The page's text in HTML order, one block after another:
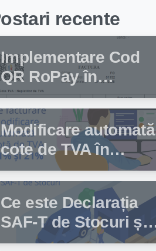
recente
Implementare Cod
QR RoPay în
programul de
facturare Facturis
Modificare automată
cote de TVA în
programul de
facturare Facturis
Ce este Declarația
SAF-T de Stocuri și
cine trebuie să